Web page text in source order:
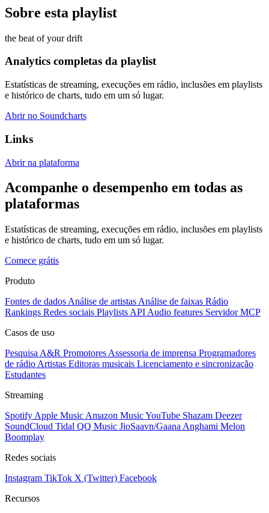
Sobre esta playlist
the beat of your drift
Analytics completas da playlist
Estatísticas de streaming, execuções em rádio, inclusões em playlists
e histórico de charts, tudo em um só lugar.
Abrir no Soundcharts
Links
Abrir na plataforma
Acompanhe o desempenho em todas as
plataformas
Estatísticas de streaming, execuções em rádio, inclusões em playlists
e histórico de charts, tudo em um só lugar.
Comece grátis
Produto
Fontes de dados Análise de artistas Análise de faixas Rádio
Rankings Redes sociais Playlists API Audio features Servidor MCP
Casos de uso
Pesquisa A&R Promotores Assessoria de imprensa Programadores
de rádio Artistas Editoras musicais Licenciamento e sincronização
Estudantes
Streaming
Spotify Apple Music Amazon MusicYouTube Shazam Deezer
SoundCloud Tidal QQ Music JioSaavn/Gaana Anghami Melon
Boomplay
Redes sociais
Instagram TikTok X (Twitter) Facebook
Recursos